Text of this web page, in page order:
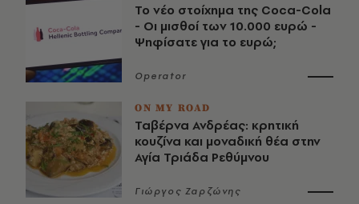
Το νέο στοίχημα της Coca-Cola
- Οι μισθοί των 10.000 ευρώ -
Ψηφίσατε για το ευρώ;
Operator
ON MY ROAD
Ταβέρνα Ανδρέας: κρητική
κουζίνα και μοναδική θέα στην
Αγία Τριάδα Ρεθύμνου
Γιώργος Ζαρζώνης